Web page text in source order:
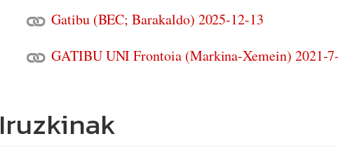
Gatibu (BEC; Barakaldo) 2025-12-13
GATIBU UNI Frontoia (Markina-Xemein) 2021-
Iruzkinak